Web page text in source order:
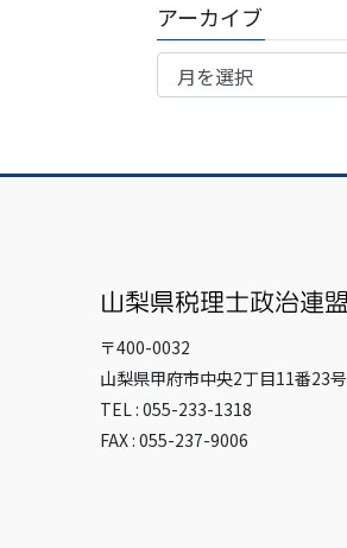
アーカイブ
ア
ブ
〒400-0032
山梨県甲府市中央2丁目11番23号
TEL : 055-233-1318
FAX : 055-237-9006